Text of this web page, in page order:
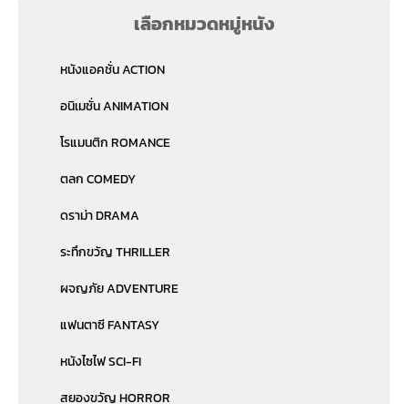
เลือกหมวดหมู่หนัง
หนังแอคชั่น ACTION
อนิเมชั่น ANIMATION
โรแมนติก ROMANCE
ตลก COMEDY
ดราม่า DRAMA
ระทึกขวัญ THRILLER
ผจญภัย ADVENTURE
แฟนตาซี FANTASY
หนังไซไฟ SCI-FI
สยองขวัญ HORROR